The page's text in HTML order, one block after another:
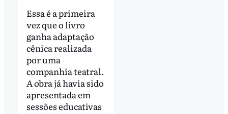
Essa é a primeira
vez que o livro
ganha adaptação
cênica realizada
por uma
companhia teatral.
A obra já havia sido
apresentada em
sessões educativas